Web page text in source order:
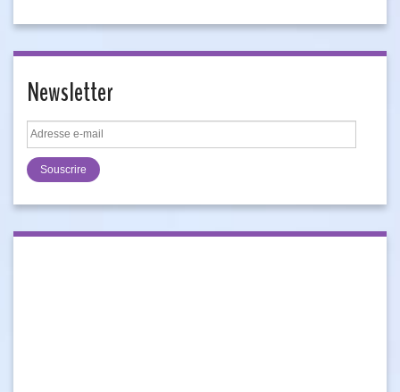
Newsletter
Adresse
e-
mail